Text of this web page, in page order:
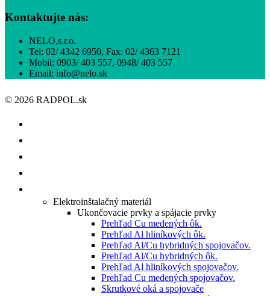
Kontaktujte nás:
NELO,s.r.o.
Tel: 02/ 4342 6950, Fax: 02/ 4363 7121
Mobil: 0903/ 403 557, 0948/ 403 557
Email: info@nelo.sk
© 2026 RADPOL.sk
Elektroinštalačný materiál
Ukončovacie prvky a spájacie prvky
Prehľad Cu medených ôk.
Prehľad Al hliníkových ôk.
Prehľad Al/Cu hybridných spojovačov.
Prehľad Al/Cu hybridných ôk.
Prehľad Al hliníkových spojovačov.
Prehľad Cu medených spojovačov.
Skrutkové oká a spojovače